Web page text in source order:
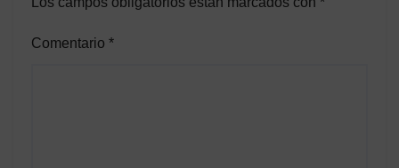
Comentario *